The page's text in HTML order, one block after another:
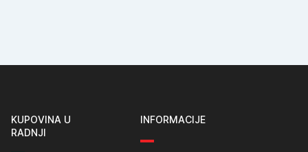
KUPOVINA U
RADNJI
INFORMACIJE